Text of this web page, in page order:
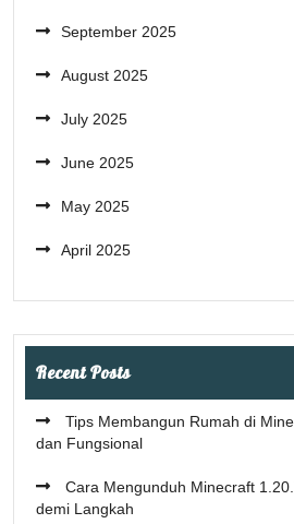
September 2025
August 2025
July 2025
June 2025
May 2025
April 2025
Recent Posts
Tips Membangun Rumah di
dan Fungsional
Cara Mengunduh Minecraft
demi Langkah